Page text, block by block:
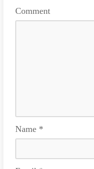
Comment
Name *